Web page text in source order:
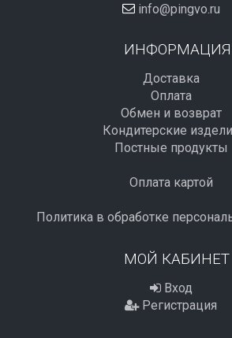
info@pingvo.ru
ИНФОРМАЦИЯ
Доставка
Оплата
Обмен и возврат
Кондитерские
Постные продукты
Оплата картой
Политика в обработке
МОЙ КАБИНЕТ
Вход
Регистрация